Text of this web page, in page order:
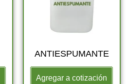
ANTIESPUMANTE
Agregar a cotización